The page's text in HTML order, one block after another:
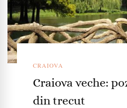
CRAIOVA
Craiova veche:
din trecut